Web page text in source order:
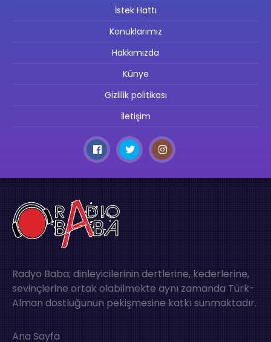
İstek Hattı
Konuklarımız
Hakkımızda
Künye
Gizlilik politikası
İletişim
Radyo Baba; dinleyicilerinin dertlerine, kederlerine,
sevinçlerine ortak olabilmekte aynı zamanda Türk-
Alman dostluğunun pekişmesine katkı sunmaktadır.
Ana Sayfa